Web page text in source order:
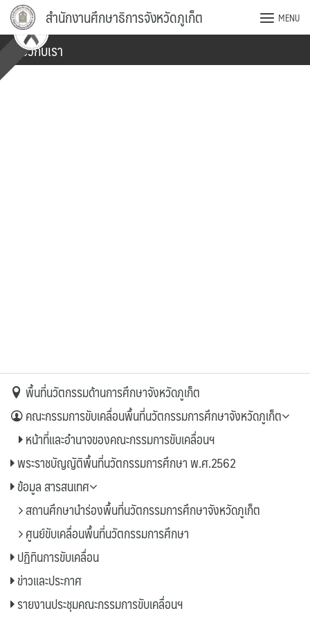
Skip
content
สำนักงานศึกษาธิการจังหวัดภูเก็ต MENU
เกี่ยวกับเรา
พื้นที่นวัตกรรมด้านการศึกษาจังหวัดภูเก็ต
คณะกรรมการขับเคลื่อนพื้นที่นวัตกรรมการศึกษาจังหวัดภูเก็ต
หน้าที่และอำนาจของคณะกรรมการขับเคลื่อนฯ
พระราชบัญญัติพื้นที่นวัตกรรมการศึกษา พ.ศ.2562
ข้อมูล สารสนเทศ
สถานศึกษานำร่องพื้นที่นวัตกรรมการศึกษาจังหวัดภูเก็ต
ศูนย์ขับเคลื่อนพื้นที่นวัตกรรมการศึกษา
ปฏิทินการขับเคลื่อน
ข่าวและประกาศ
รายงานประชุมคณะกรรมการขับเคลื่อนฯ